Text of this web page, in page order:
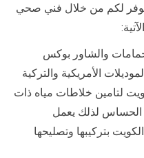
نوفر لكم من خلال فني صحي
والشاور بوكس
الأمريكية والتركية
لتامين خلاطات مياه ذات
الحساس لذلك يعمل
بتركيبها وتصليحها